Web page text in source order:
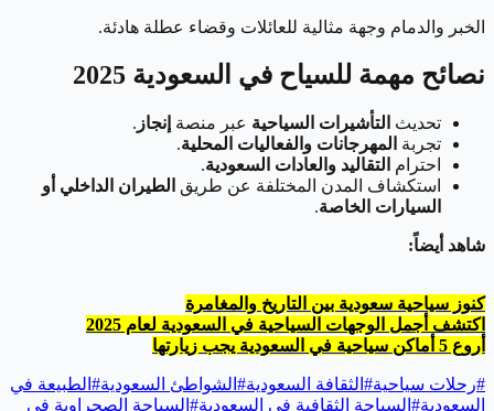
الخبر والدمام وجهة مثالية للعائلات وقضاء عطلة هادئة.
نصائح مهمة للسياح في السعودية 2025
تحديث التأشيرات السياحية عبر منصة إنجاز .
تجربة المهرجانات والفعاليات المحلية.
احترام التقاليد والعادات السعودية.
استكشاف المدن المختلفة عن طريق الطيران الداخلي أو
السيارات الخاصة.
شاهد أيضاً:
كنوز سياحية سعودية بين التاريخ والمغامرة
اكتشف أجمل الوجهات السياحية في السعودية لعام 2025
أروع 5 أماكن سياحية في السعودية يجب زيارتها
#رحلات سياحية# الثقافة السعودية# الشواطئ السعودية# الطبيعة في
السعودية# السياحة الثقافية في السعودية# السياحة الصحراوية في